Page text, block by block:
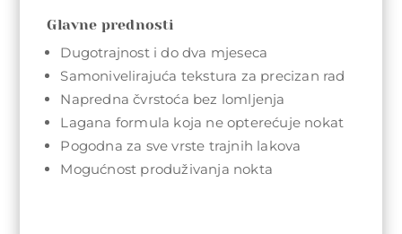
Glavne prednosti
Dugotrajnost i do dva mjeseca
Samonivelirajuća tekstura za precizan rad
Napredna čvrstoća bez lomljenja
Lagana formula koja ne opterećuje nokat
Pogodna za sve vrste trajnih lakova
Mogućnost produživanja nokta